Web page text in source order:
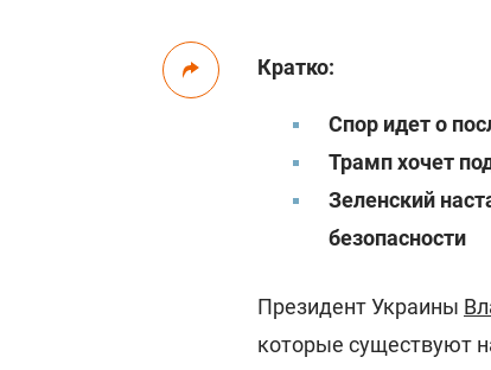
Кратко:
Спор идет о
Трамп хочет
Зеленский
безопасности
Президент Украины
которые существуют